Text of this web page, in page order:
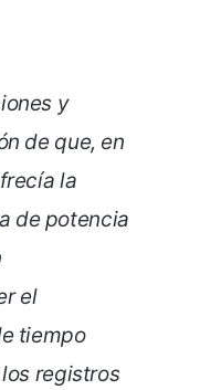
y
de que, en
la
de potencia
el
tiempo
registros